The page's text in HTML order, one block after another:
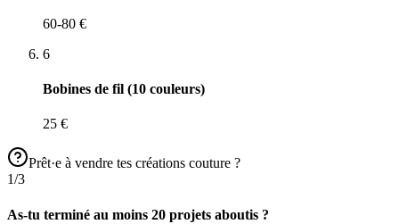
60-80 €
6
Bobines de fil (10 couleurs)
25 €
Prêt·e à vendre tes créations couture ?
1/3
As-tu terminé au moins 20 projets aboutis ?